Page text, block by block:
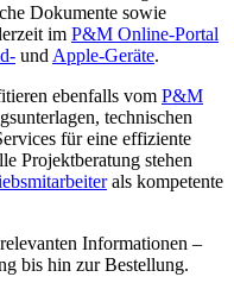
Dokumente sowie
im P&M Online-Portal
und Apple-Geräte.
ebenfalls vom P&M
technischen
für eine effiziente
Projektberatung stehen
als kompetente
Informationen –
bis hin zur Bestellung.